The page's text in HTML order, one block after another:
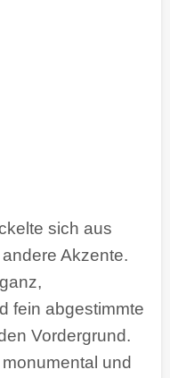
sich aus
Akzente.
fein abgestimmte
Vordergrund.
und